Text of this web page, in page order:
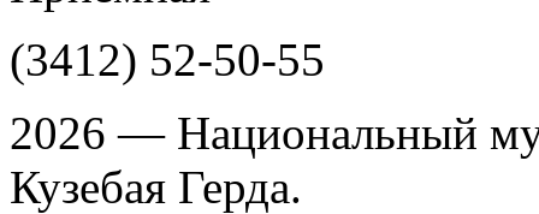
(3412) 52-50-55
2026 — Национальный
Кузебая Герда.